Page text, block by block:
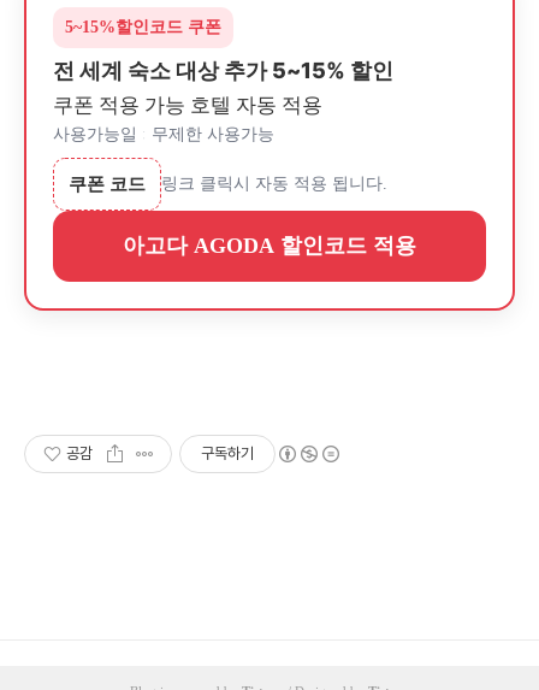
5~15%할인코드 쿠폰
전 세계 숙소 대상 추가 5~15% 할인
쿠폰 적용 가능 호텔 자동 적용
사용가능일 : 무제한 사용가능
쿠폰 코드 링크 클릭시 자동 적용 됩니다.
아고다 AGODA 할인코드 적용
공감 구독하기